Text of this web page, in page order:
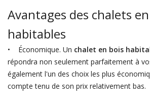
Avantages des chalets
habitables
• Économique. Un chalet en bois
répondra non seulement parfaitement à
également l'un des choix les plus
compte tenu de son prix relativement bas.